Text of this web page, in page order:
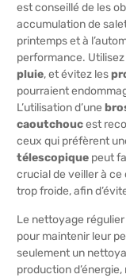
est conseillé de les
accumulation de
printemps et à
performance. Utilisez
pluie, et évitez les
pourraient
L’utilisation d’une
caoutchoucest
ceux qui préfèrent
télescopique peut
crucial de veiller à ce
trop froide, afin
Le nettoyage
pour maintenir leur
seulement un
production